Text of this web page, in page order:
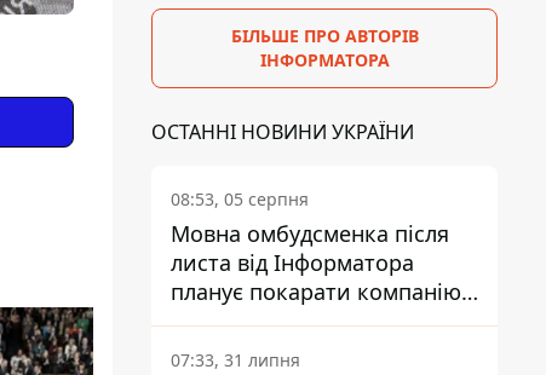
БІЛЬШЕ ПРО АВТОРІВ
ІНФОРМАТОРА
ОСТАННІ НОВИНИ УКРАЇНИ
08:53, 05 серпня
Мовна омбудсменка після
листа від Інформатора
планує покарати компанію-
підрядника ПриватБанку
07:33, 31 липня